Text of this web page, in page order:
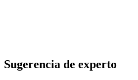
Sugerencia de experto